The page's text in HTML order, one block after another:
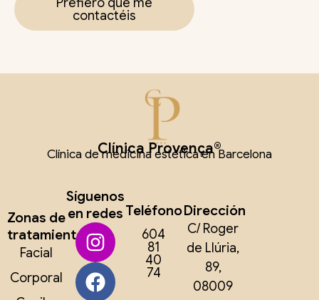
contactéis
Clínica Provença®
Clínica de medicina estética en Barcelona
Zonas de
tratamiento
Facial
Corporal
Síguenos
en redes Teléfono
604
81
40
74
Dirección
C/ Roger
de Llúria,
89,
08009